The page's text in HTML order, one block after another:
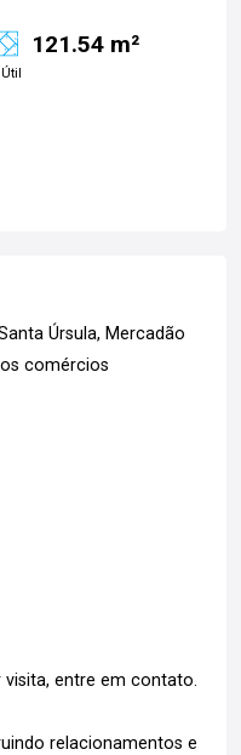
121.54 m²
Úrsula, Mercadão
comércios
entre em contato.
relacionamentos e